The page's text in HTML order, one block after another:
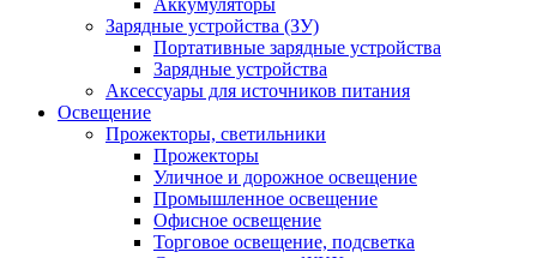
Зарядные устройства (ЗУ)
Портативные зарядные устройства
Зарядные устройства
Аксессуары для источников питания
Освещение
Прожекторы, светильники
Прожекторы
Уличное и дорожное освещение
Промышленное освещение
Офисное освещение
Торговое освещение, подсветка